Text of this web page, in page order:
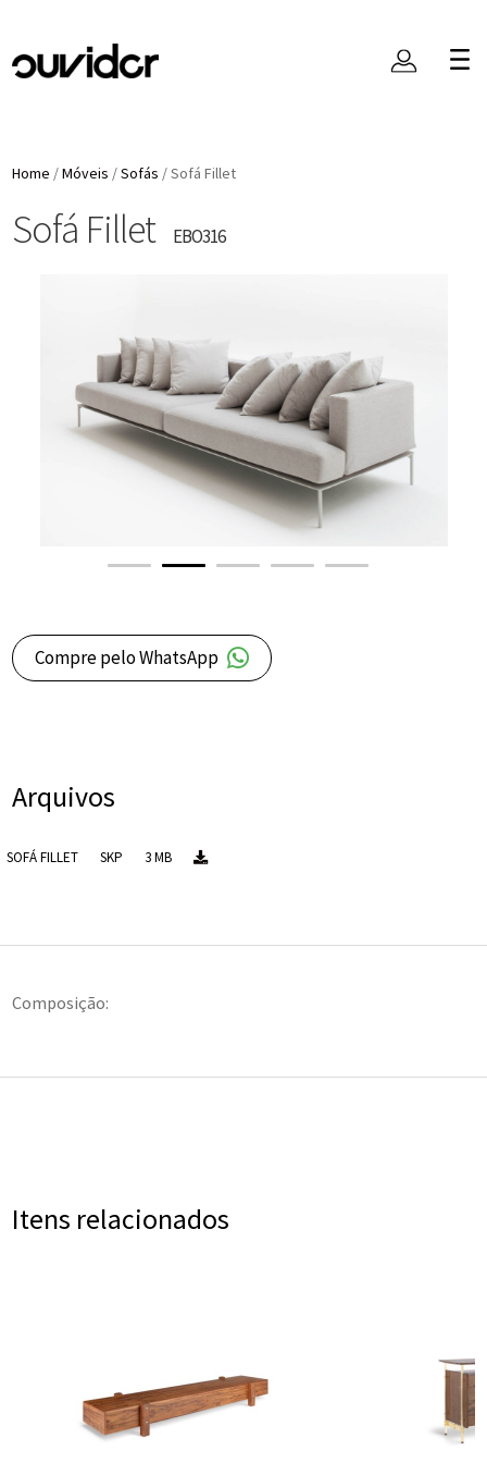
Home /Móveis /Sofás /Sofá Fillet
Sofá Fillet EBO316
Compre pelo WhatsApp
Arquivos
SOFÁ FILLET SKP 3 MB
Composição:
Itens relacionados